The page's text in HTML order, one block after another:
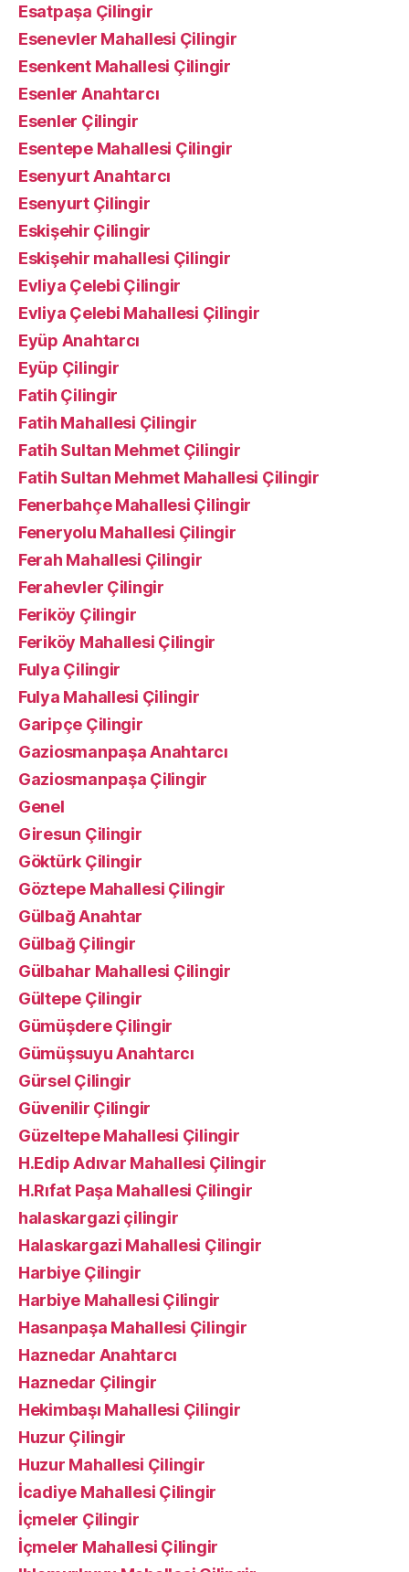
Esatpaşa Çilingir
Esenevler Mahallesi Çilingir
Esenkent Mahallesi Çilingir
Esenler Anahtarcı
Esenler Çilingir
Esentepe Mahallesi Çilingir
Esenyurt Anahtarcı
Esenyurt Çilingir
Eskişehir Çilingir
Eskişehir mahallesi Çilingir
Evliya Çelebi Çilingir
Evliya Çelebi Mahallesi Çilingir
Eyüp Anahtarcı
Eyüp Çilingir
Fatih Çilingir
Fatih Mahallesi Çilingir
Fatih Sultan Mehmet Çilingir
Fatih Sultan Mehmet Mahallesi Çilingir
Fenerbahçe Mahallesi Çilingir
Feneryolu Mahallesi Çilingir
Ferah Mahallesi Çilingir
Ferahevler Çilingir
Feriköy Çilingir
Feriköy Mahallesi Çilingir
Fulya Çilingir
Fulya Mahallesi Çilingir
Garipçe Çilingir
Gaziosmanpaşa Anahtarcı
Gaziosmanpaşa Çilingir
Genel
Giresun Çilingir
Göktürk Çilingir
Göztepe Mahallesi Çilingir
Gülbağ Anahtar
Gülbağ Çilingir
Gülbahar Mahallesi Çilingir
Gültepe Çilingir
Gümüşdere Çilingir
Gümüşsuyu Anahtarcı
Gürsel Çilingir
Güvenilir Çilingir
Güzeltepe Mahallesi Çilingir
H.Edip Adıvar Mahallesi Çilingir
H.Rıfat Paşa Mahallesi Çilingir
halaskargazi çilingir
Halaskargazi Mahallesi Çilingir
Harbiye Çilingir
Harbiye Mahallesi Çilingir
Hasanpaşa Mahallesi Çilingir
Haznedar Anahtarcı
Haznedar Çilingir
Hekimbaşı Mahallesi Çilingir
Huzur Çilingir
Huzur Mahallesi Çilingir
İcadiye Mahallesi Çilingir
İçmeler Çilingir
İçmeler Mahallesi Çilingir